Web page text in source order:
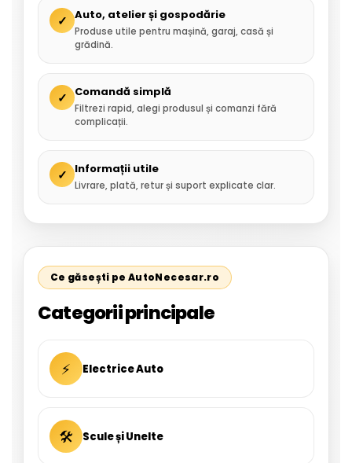
✓ Auto, atelier și gospodărie
Produse utile pentru mașină, garaj, casă și
grădină.
✓ Comandă simplă
Filtrezi rapid, alegi produsul și comanzi fără
complicații.
✓ Informații utile
Livrare, plată, retur și suport explicate clar.
Ce găsești pe AutoNecesar.ro
Categorii principale
⚡ Electrice Auto
🛠 Scule și Unelte